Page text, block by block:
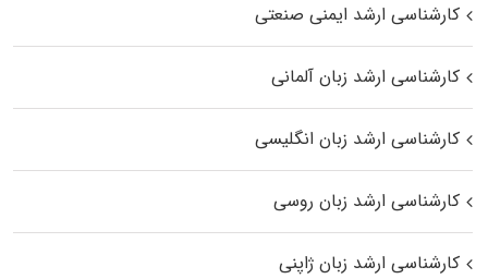
کارشناسی ارشد ایمنی صنعتی
کارشناسی ارشد زبان آلمانی
کارشناسی ارشد زبان انگلیسی
کارشناسی ارشد زبان روسی
کارشناسی ارشد زبان ژاپنی